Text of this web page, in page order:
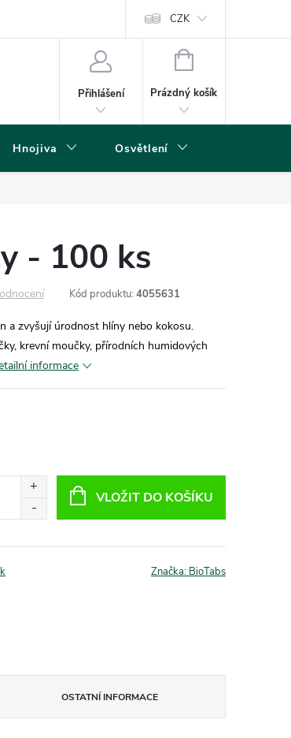
CZK
Přihlášení
NÁKUPNÍ
Prázdný košík
Hnojiva Osvětlení
- 100 ks
Kód produktu: 4055631
a zvyšují úrodnost hlíny nebo kokosu.
krevní moučky, přírodních humidových
informace
VLOŽIT DO KOŠÍKU
Značka: BioTabs
OSTATNÍ INFORMACE